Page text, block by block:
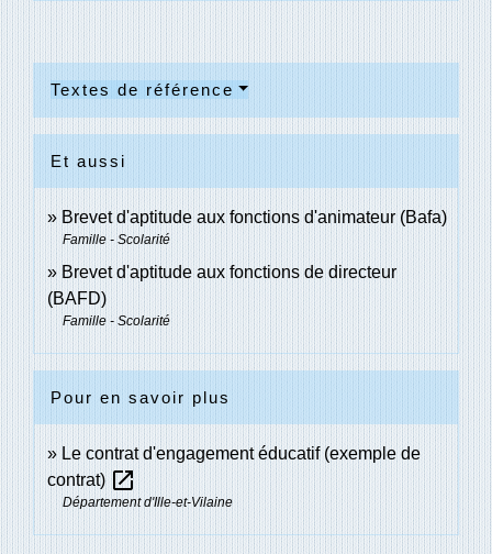
Textes de référence
Et aussi
Brevet d'aptitude aux fonctions d'animateur (Bafa)
Famille - Scolarité
Brevet d'aptitude aux fonctions de directeur
(BAFD)
Famille - Scolarité
Pour en savoir plus
Le contrat d'engagement éducatif (exemple de
contrat) open_in_new
Département d'Ille-et-Vilaine